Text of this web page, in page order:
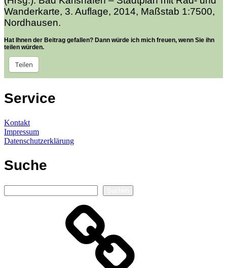
Wanderkarte, 3. Auflage, 2014, Maßstab 1:7500,
Nordhausen.
Hat Ihnen der Beitrag gefallen? Dann würde ich mich freuen, wenn Sie ihn
teilen würden.
Teilen
Service
Kontakt
Impressum
Datenschutzerklärung
Suche